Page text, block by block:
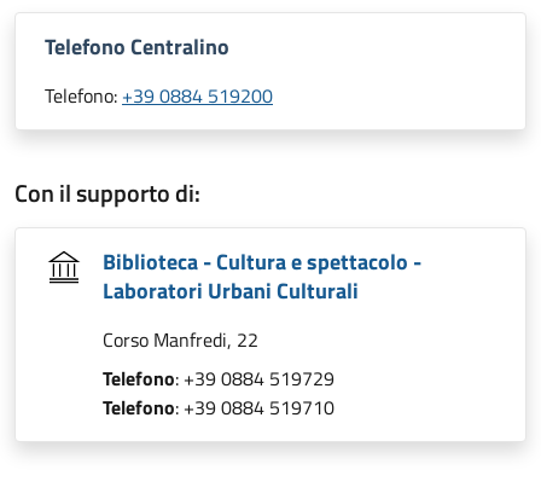
Telefono Centralino
Telefono: +39 0884 519200
Con il supporto di:
Biblioteca - Cultura e spettacolo -
Laboratori Urbani Culturali
Corso Manfredi, 22
Telefono: +39 0884 519729
Telefono: +39 0884 519710